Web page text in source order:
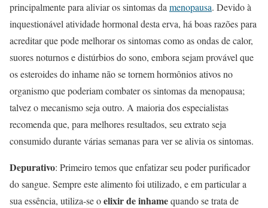
principalmente para aliviar os sintomas damenopausa. Devido à
inquestionável atividade hormonal desta erva, há boas razões para
acreditar que pode melhorar os sintomas como as ondas de calor,
suores noturnos e distúrbios do sono, embora sejam provável que
os esteroides do inhame não se tornem hormônios ativos no
organismo que poderiam combater os sintomas da menopausa;
talvez o mecanismo seja outro. A maioria dos especialistas
recomenda que, para melhores resultados, seu extrato seja
consumido durante várias semanas para ver se alivia os sintomas.
Depurativo: Primeiro temos que enfatizar seu poder purificador
do sangue. Sempre este alimento foi utilizado, e em particular a
sua essência, utiliza-se oelixir de inhamequando se trata de